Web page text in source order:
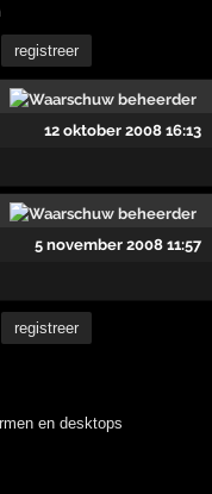
registreer
12 oktober 2008 16:13
5 november 2008 11:57
registreer
en desktops